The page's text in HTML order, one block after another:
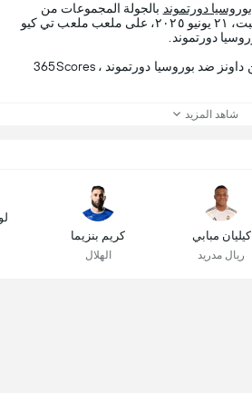
بوروسيا دورتموند بالجولة المجموعات من
، في السبت، ٢١ يونيو ٢٠٢٥، على ملعب ملعب تي كيو
وإذا فاتك أفضل لحظات صن داونز ضد بوروسيا دورتموند ، 365Scores
شاهد المزيد
كيليان مبابي
ريال مدريد
كريم بنزيما
الهلال